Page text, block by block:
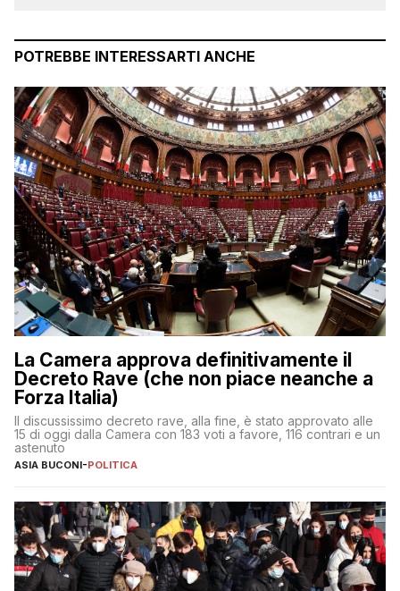
POTREBBE INTERESSARTI ANCHE
La Camera approva definitivamente il
Decreto Rave (che non piace neanche a
Forza Italia)
Il discussissimo decreto rave, alla fine, è stato approvato alle
15 di oggi dalla Camera con 183 voti a favore, 116 contrari e un
astenuto
ASIA BUCONI-POLITICA